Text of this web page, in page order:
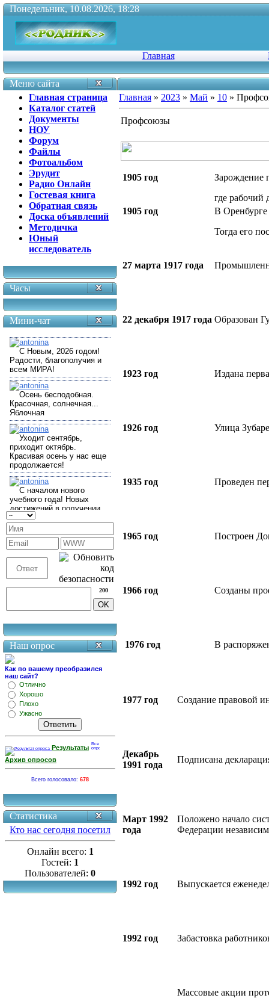
Понедельник, 10.08.2026, 18:28
Главная
Меню сайта
Главная страница
Каталог статей
Документы
НОУ
Форум
Файлы
Фотоальбом
Эрудит
Радио Онлайн
Гостевая книга
Обратная связь
Доска объявлений
Методичка
Юный
исследователь
Часы
Мини-чат
200
Наш опрос
Как по вашему преобразился
наш сайт?
Отлично
Хорошо
Плохо
Ужасно
Результаты
Архив опросов
Всего голосовало: 678
Статистика
Кто нас сегодня посетил
Онлайн всего: 1
Гостей: 1
Пользователей: 0
Главная » 2023 » Май » 10 »
Профсоюзы
1905 год
Зарождение
где рабочий
1905 год
В
Тогда его
27 марта 1917 года
22 декабря 1917 года Образован
1923 год Издана
1926 год Улица
1935 год Проведен
1965 год Построен
1966 год Созданы
1976 год В
1977 год Создание правовой
Декабрь
1991 года
Подписана
Март 1992
года
Положено начало
Федерации
1992 год Выпускается
1992 год Забастовка
Массовые акции